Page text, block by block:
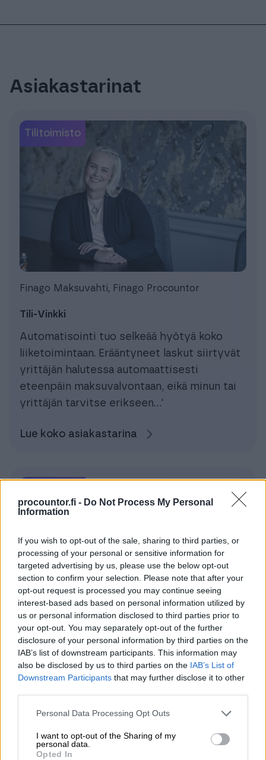
procountor.fi - Do Not Process My Personal
Information
If you wish to opt-out of the sale, sharing to third parties, or
processing of your personal or sensitive information for
targeted advertising by us, please use the below opt-out
section to confirm your selection. Please note that after your
opt-out request is processed you may continue seeing
interest-based ads based on personal information utilized by
us or personal information disclosed to third parties prior to
your opt-out. You may separately opt-out of the further
disclosure of your personal information by third parties on the
IAB’s list of downstream participants. This information may
also be disclosed by us to third parties on the IAB’s List of
Downstream Participants that may further disclose it to other
Please note that this website/app uses one or more Google
not limited to your visit or usage behaviour. You may click to
grant or deny consent to Google and its third-party tags to
Personal Data Processing Opt Outs
I want to opt-out of the Sharing of my
personal data.
Opted In
Asiakastarinat
Tilitoimisto
Finago Maksuvahti, Finago Procountor
Tili-Vinkki
Automatisointi tuo selkeää hyötyä koko
liiketoimintaan. Erääntyneet laskut siirtyvät
yrittäjän halutessa automaattisesti
eteenpäin maksuvalvontaan, eikä minun tai
yrittäjän tarvitse erikseen...'
Lue koko asiakastarina
Finago Procountor
Kuopion Ykköstilit
Tahtotilamme on tarjota asiakkaille
nykyaikaiset, toimivat työkalut. Finago
Procountor kuuluu selvästi siihen
kategoriaan'
Lue koko asiakastarina